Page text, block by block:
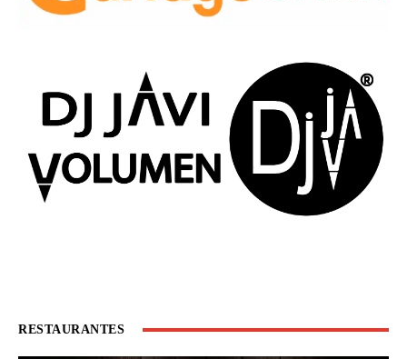
RESTAURANTES